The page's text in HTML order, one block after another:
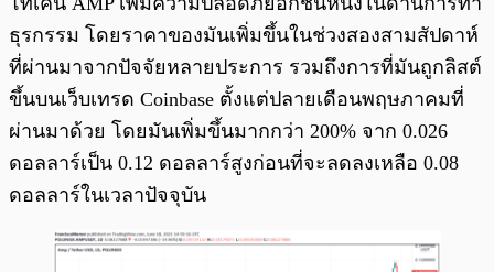
ธุรกรรม โดยราคาของมันเพิ่มขึ้นในช่วงสองสามสัปดาห์
ที่ผ่านมาจากปัจจัยหลายประการ รวมถึงการที่มันถูกลิสต์
ขึ้นบนเว็บเทรด Coinbase ตั้งแต่ปลายเดือนพฤษภาคมที่
ผ่านมาด้วย โดยมันเพิ่มขึ้นมากกว่า 200% จาก 0.026
ดอลลาร์เป็น 0.12 ดอลลาร์สูงก่อนที่จะลดลงเหลือ 0.08
ดอลลาร์ในเวลาปัจจุบัน